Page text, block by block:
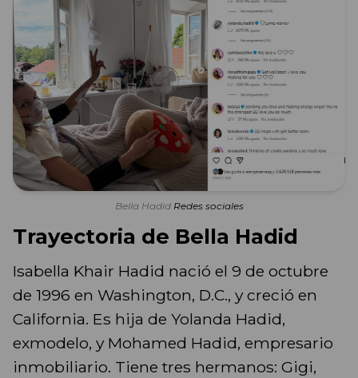
Bella Hadid Redes sociales
Trayectoria de Bella Hadid
Isabella Khair Hadid nació el 9 de octubre
de 1996 en Washington, D.C., y creció en
California. Es hija de Yolanda Hadid,
exmodelo, y Mohamed Hadid, empresario
inmobiliario. Tiene tres hermanos: Gigi,